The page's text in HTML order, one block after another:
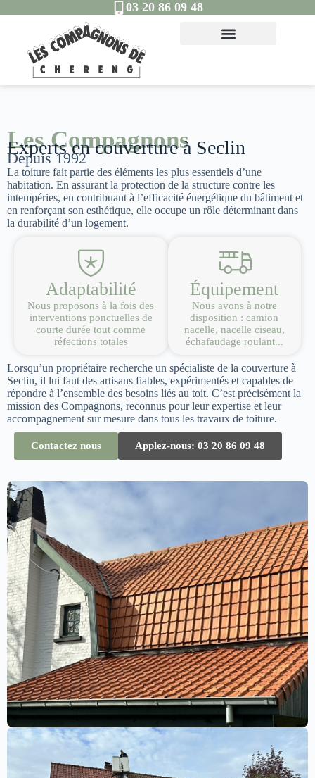
03 20 86 09 48
Les Compagnons
Experts en couverture à Seclin
Depuis 1992
La toiture fait partie des éléments les plus essentiels d’une
habitation. En assurant la protection de la structure contre les
intempéries, en contribuant à l’efficacité énergétique du bâtiment et
en renforçant son esthétique, elle occupe un rôle déterminant dans
la durabilité d’un logement.
Adaptabilité
Nous proposons à la fois des
interventions ponctuelles de
courte durée tout comme
réfections totales
Équipement
Nous avons à notre
disposition : camion
nacelle, nacelle ciseau,
échafaudage roulant...
Lorsqu’un propriétaire recherche un spécialiste de la couverture à
Seclin, il lui faut des artisans fiables, expérimentés et capables de
répondre à l’ensemble des besoins liés au toit. C’est précisément la
mission des Compagnons, reconnus pour leur expertise et leur
accompagnement sur mesure dans tous les travaux de toiture.
Contactez nous Applez-nous: 03 20 86 09 48